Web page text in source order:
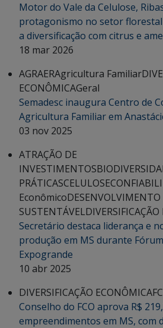
Motor do Vale da Celulose,
protagonismo no setor
a diversificação com citrus e
18 mar 2026
AGRAERAgricultura Familiar
ECONÔMICAGeral
Semadesc inaugura Centro de
Agricultura Familiar em
03 nov 2025
ATRAÇÃO DE
INVESTIMENTOS
PRÁTICASCELULOSE
EconômicoDESENVOLVIMENTO
SUSTENTÁVEL
Secretário destaca liderança e
produção em MS durante
Expogrande
10 abr 2025
DIVERSIFICAÇÃO ECONÔMICA
Conselho do FCO aprova R$
empreendimentos em MS, com